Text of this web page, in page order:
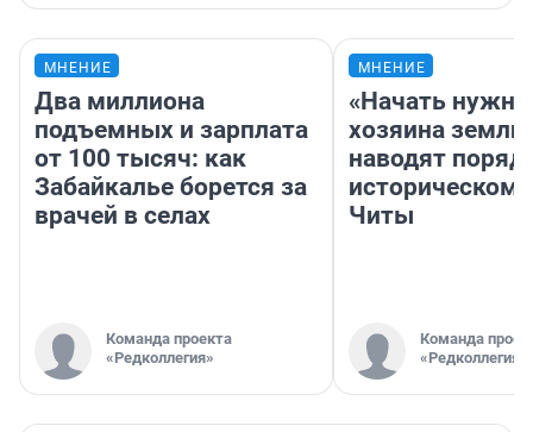
МНЕНИЕ
Два миллиона
подъемных и зарплата
от 100 тысяч: как
Забайкалье борется за
врачей в селах
Команда проекта
«Редколлегия»
МНЕНИЕ
«Начать нужно
хозяина
наводят
историческом
Читы
Команда
«Редколлегия»